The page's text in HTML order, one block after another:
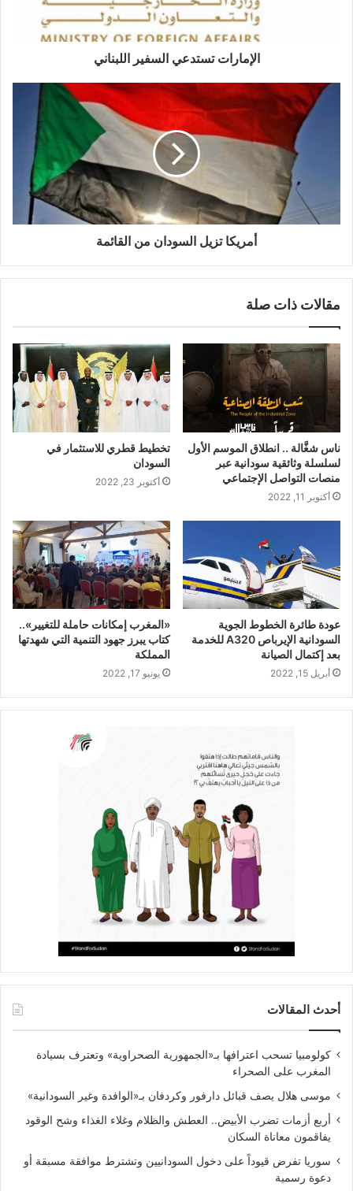
الإمارات تستدعي السفير اللبناني
أمريكا تزيل السودان من القائمة
مقالات ذات صلة
ناس شغَّالة .. انطلاق الموسم الأول
لسلسلة وثائقية سودانية عبر
منصات التواصل الإجتماعي
أكتوبر 11, 2022
تخطيط قطري للاستثمار في
السودان
أكتوبر 23, 2022
عودة طائرة الخطوط الجوية
السودانية الإيرباص A320 للخدمة
بعد إكتمال الصيانة
أبريل 15, 2022
«المغرب إمكانات حاملة للتغيير»..
كتاب يبرز جهود التنمية التي شهدتها
المملكة
يونيو 17, 2022
أحدث المقالات
كولومبيا تسحب اعترافها بـ«الجمهورية الصحراوية» وتعترف بسيادة
المغرب على الصحراء
موسى هلال يصف قبائل دارفور وكردفان بـ«الوافدة وغير السودانية»
أربع أزمات تضرب الأبيض.. العطش والظلام وغلاء الغذاء وشح الوقود
يفاقمون معاناة السكان
سوريا تفرض قيوداً على دخول السودانيين وتشترط موافقة مسبقة أو
دعوة رسمية